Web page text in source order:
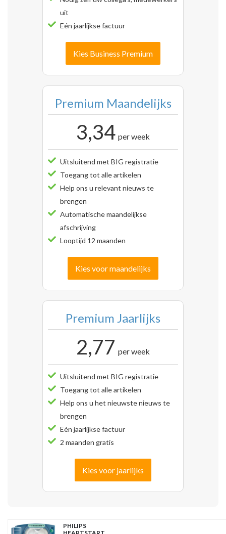
uit
Eén jaarlijkse factuur
Kies Business Premium
Premium Maandelijks
3,34 per week
Uitsluitend met BIG registratie
Toegang tot alle artikelen
Help ons u relevant nieuws te
brengen
Automatische maandelijkse
afschrijving
Looptijd 12 maanden
Kies voor maandelijks
Premium Jaarlijks
2,77 per week
Uitsluitend met BIG registratie
Toegang tot alle artikelen
Help ons u het nieuwste nieuws te
brengen
Eén jaarlijkse factuur
2 maanden gratis
Kies voor jaarlijks
PHILIPS